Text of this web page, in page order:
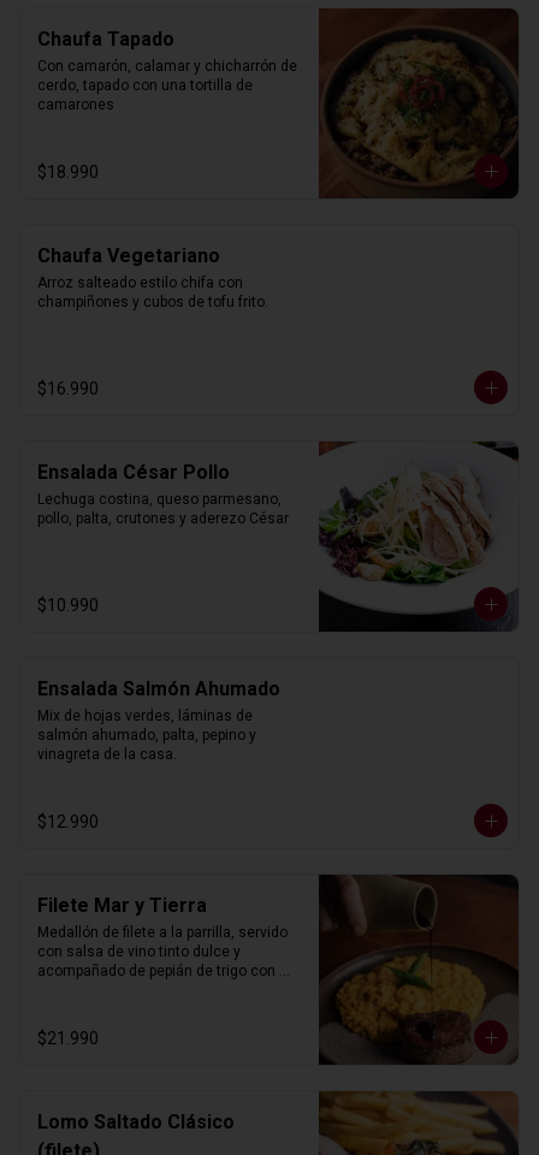
Chaufa Tapado
Con camarón, calamar y chicharrón de
cerdo, tapado con una tortilla de
camarones
$18.990
Chaufa Vegetariano
Arroz salteado estilo chifa con
champiñones y cubos de tofu frito.
$16.990
Ensalada César Pollo
Lechuga costina, queso parmesano,
pollo, palta, crutones y aderezo César
$10.990
Ensalada Salmón Ahumado
Mix de hojas verdes, láminas de
salmón ahumado, palta, pepino y
vinagreta de la casa.
$12.990
Filete Mar y Tierra
Medallón de filete a la parrilla, servido
con salsa de vino tinto dulce y
acompañado de pepián de trigo con
$21.990
Lomo Saltado Clásico